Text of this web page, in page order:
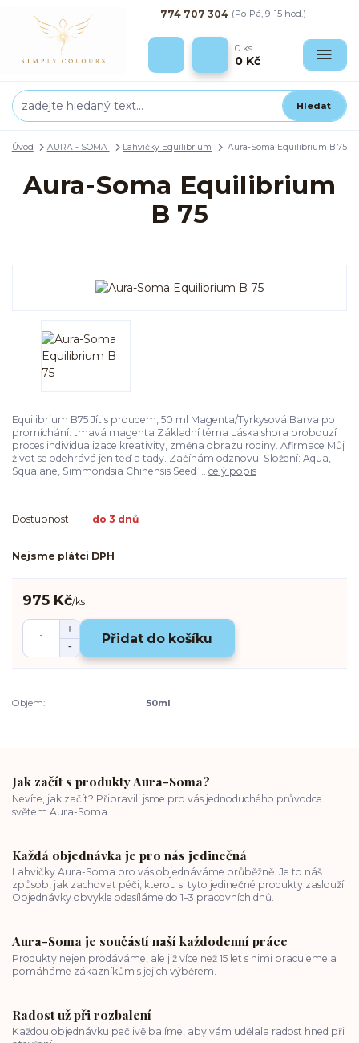
Hledat
774 707 304 (Po-Pá, 9-15 hod.)
0 ks
0 Kč
Úvod AURA - SOMA Lahvičky Equilibrium Aura-Soma Equilibrium B 75
Aura-Soma Equilibrium
B 75
Equilibrium B75 Jít s proudem, 50 ml Magenta/Tyrkysová Barva po
promíchání: tmavá magenta Základní téma Láska shora probouzí
proces individualizace kreativity, změna obrazu rodiny. Afirmace Můj
život se odehrává jen teď a tady. Začínám odznovu. Složení: Aqua,
Squalane, Simmondsia Chinensis Seed ... celý popis
Dostupnost do 3 dnů
Nejsme plátci DPH
975 Kč/ks
Přidat do košíku
Objem: 50ml
Jak začít s produkty Aura-Soma?
Nevíte, jak začít? Připravili jsme pro vás jednoduchého průvodce
světem Aura-Soma.
Každá objednávka je pro nás jedinečná
Lahvičky Aura-Soma pro vás objednáváme průběžně. Je to náš
způsob, jak zachovat péči, kterou si tyto jedinečné produkty zaslouží.
Objednávky obvykle odesíláme do 1–3 pracovních dnů.
Aura-Soma je součástí naší každodenní práce
Produkty nejen prodáváme, ale již více než 15 let s nimi pracujeme a
pomáháme zákazníkům s jejich výběrem.
Radost už při rozbalení
Každou objednávku pečlivě balíme, aby vám udělala radost hned při